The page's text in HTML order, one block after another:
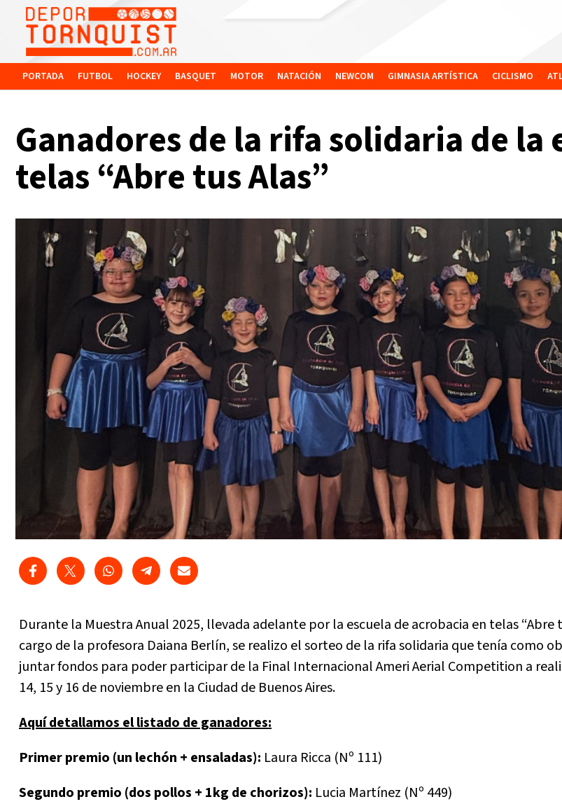
PORTADA FUTBOL HOCKEY BASQUET MOTOR NATACIÓN NEWCOM GIMNASIA ARTÍSTICA CICLISMO
Ganadores de la rifa solidaria de la
telas “Abre tus Alas”
Durante la Muestra Anual 2025, llevada adelante por la escuela de acrobacia en telas “Abre
cargo de la profesora Daiana Berlín, se realizo el sorteo de la rifa solidaria que tenía como
juntar fondos para poder participar de la Final Internacional Ameri Aerial Competition a
14, 15 y 16 de noviembre en la Ciudad de Buenos Aires.
Aquí detallamos el listado de ganadores:
Primer premio (un lechón + ensaladas): Laura Ricca (Nº 111)
Segundo premio (dos pollos + 1kg de chorizos): Lucia Martínez (Nº 449)